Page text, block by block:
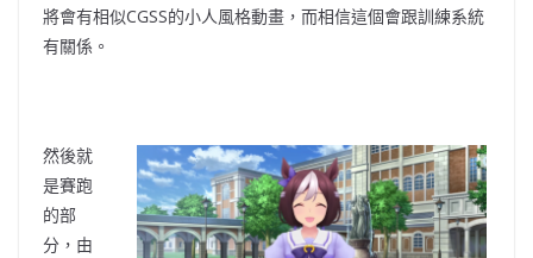
將會有相似CGSS的小人風格動畫 ， 而相信這個會跟訓練系統
有關係 。
然後就
是賽跑
的部
分 ， 由